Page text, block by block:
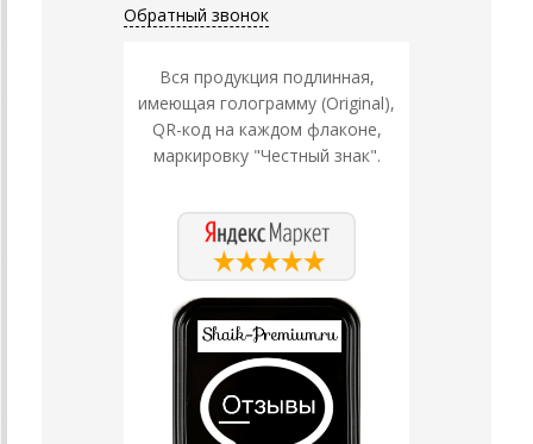
Обратный звонок
Вся продукция подлинная,
имеющая голограмму (Original),
QR-код на каждом флаконе,
маркировку "Честный знак".